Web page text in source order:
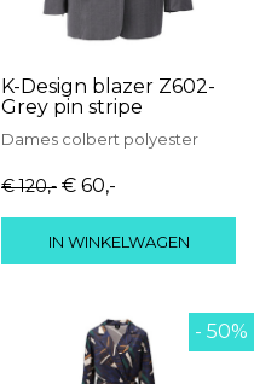
K-Design blazer Z602-
Grey pin stripe
Dames colbert polyester
€ 120,- € 60,-
IN WINKELWAGEN
- 50%